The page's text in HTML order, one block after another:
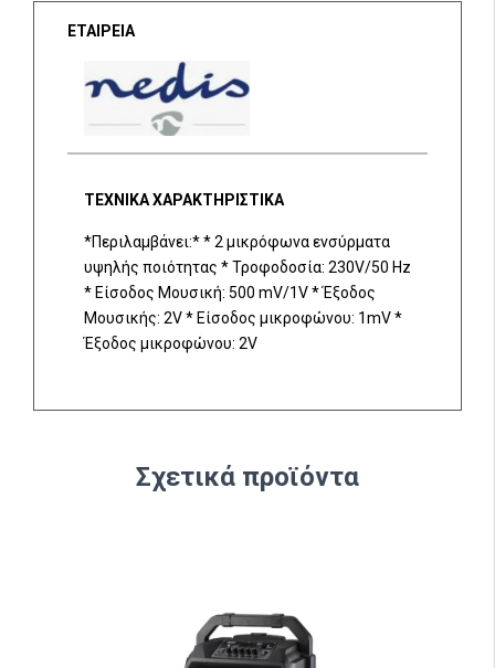
ΕΤΑΙΡΕΙΑ
ΤΕΧΝΙΚΑ ΧΑΡΑΚΤΗΡΙΣΤΙΚΑ
*Περιλαμβάνει:* * 2 μικρόφωνα ενσύρματα
υψηλής ποιότητας * Τροφοδοσία: 230V/50 Hz
* Είσοδος Μουσική: 500 mV/1V * Έξοδος
Μουσικής: 2V * Είσοδος μικροφώνου: 1mV *
Έξοδος μικροφώνου: 2V
Σχετικά προϊόντα